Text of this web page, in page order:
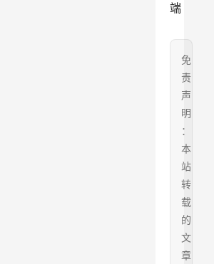
端
免
责
声
明
：
本
站
转
载
的
文
章